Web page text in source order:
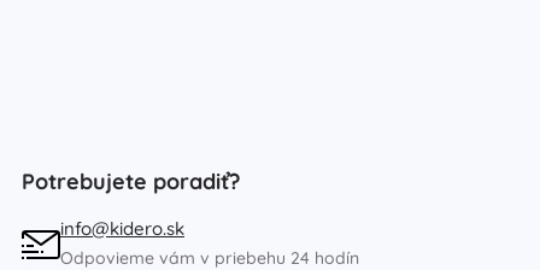
Potrebujete poradiť?
info@kidero.sk
Odpovieme vám v priebehu 24 hodín